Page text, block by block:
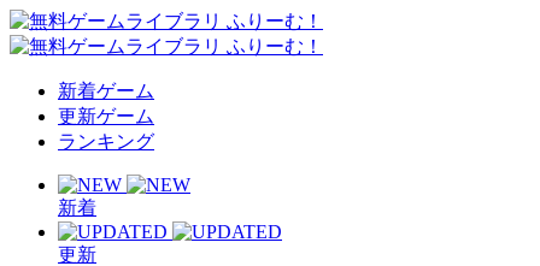
新着ゲーム
更新ゲーム
ランキング
新着
更新